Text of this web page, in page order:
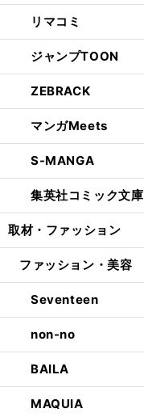
リマコミ
ジャンプTOON
ZEBRACK
マンガMeets
S-MANGA
集英社コミック文庫
取材・ファッション
ファッション・美容
Seventeen
non-no
BAILA
MAQUIA